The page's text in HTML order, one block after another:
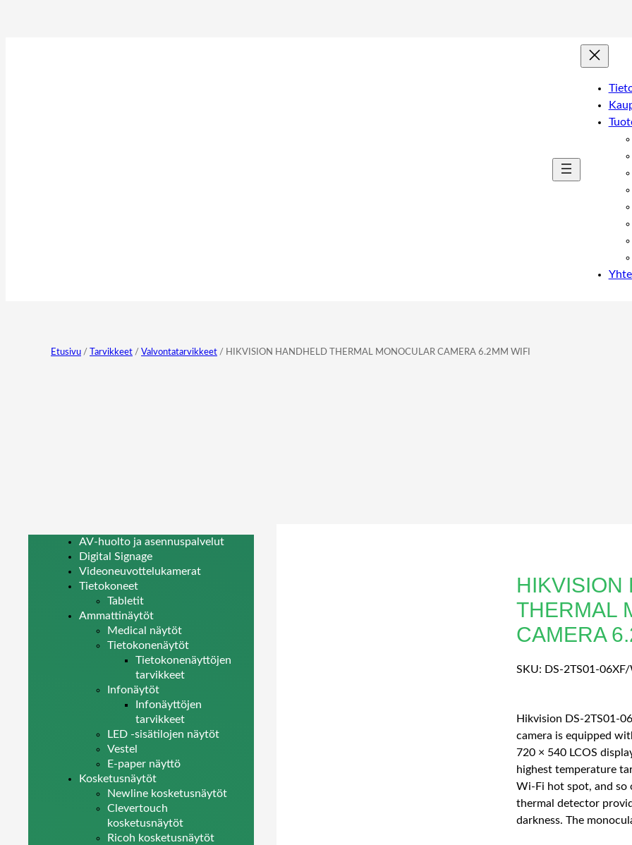
Etusivu / Tarvikkeet / Valvontatarvikkeet / HIKVISION HANDHELD THERMAL MONOCULAR CAMERA 6.2MM WIFI
AV-huolto ja asennuspalvelut
Digital Signage
Videoneuvottelukamerat
Tietokoneet
Tabletit
Ammattinäytöt
Medical näytöt
Tietokonenäytöt
Tietokonenäyttöjen
tarvikkeet
Infonäytöt
Infonäyttöjen
tarvikkeet
LED -sisätilojen näytöt
Vestel
E-paper näyttö
Kosketusnäytöt
Newline kosketusnäytöt
Clevertouch
kosketusnäytöt
Ricoh kosketusnäytöt
HIKVISION
THERMAL
CAMERA
SKU: DS-2TS01-
Hikvision DS-2TS01-
camera is equipped
720 × 540 LCOS
highest temperature
Wi-Fi hot spot, and so
thermal detector
darkness. The